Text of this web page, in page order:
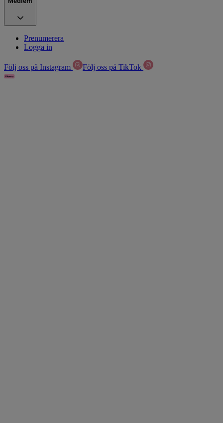
Prenumerera
Logga in
Följ oss på Instagram Följ oss på TikTok